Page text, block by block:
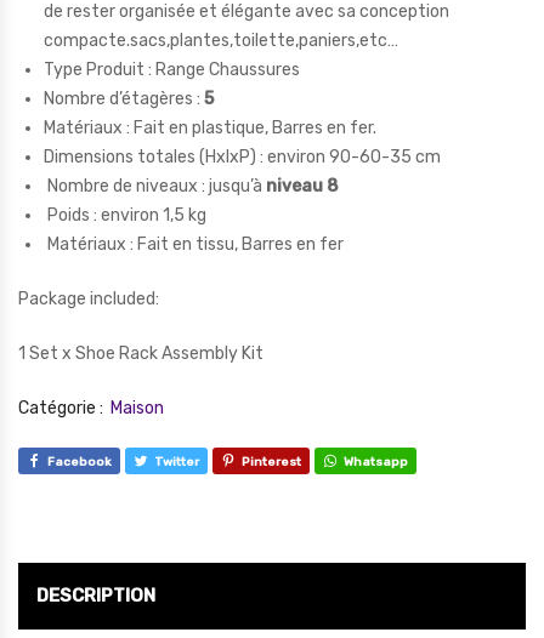
de rester organisée et élégante avec sa conception
compacte.sacs,plantes,toilette,paniers,etc…
Type Produit : Range Chaussures
Nombre d’étagères : 5
Matériaux : Fait en plastique, Barres en fer.
Dimensions totales (HxlxP) : environ 90-60-35 cm
Nombre de niveaux : jusqu’à niveau 8
Poids : environ 1,5 kg
Matériaux : Fait en tissu, Barres en fer
Package included:
1 Set x Shoe Rack Assembly Kit
Catégorie : Maison
Facebook Twitter Pinterest Whatsapp
DESCRIPTION